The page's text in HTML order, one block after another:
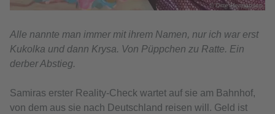
© Ditte Hermansen
Alle nannte man immer mit ihrem Namen, nur ich war erst
Kukolka und dann Krysa. Von Püppchen zu Ratte. Ein
derber Abstieg.
Samiras erster Reality-Check wartet auf sie am Bahnhof,
von dem aus sie nach Deutschland reisen will. Geld ist